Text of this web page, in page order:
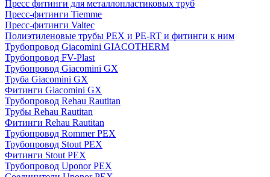
Пресс фитинги для металлопластиковых труб
Пресс-фитинги Tiemme
Пресс-фитинги Valtec
Полиэтиленовые трубы PEX и PE-RT и фитинги к ним
Трубопровод Giacomini GIACOTHERM
Трубопровод FV-Plast
Трубопровод Giacomini GX
Труба Giacomini GX
Фитинги Giacomini GX
Трубопровод Rehau Rautitan
Трубы Rehau Rautitan
Фитинги Rehau Rautitan
Трубопровод Rommer PEX
Трубопровод Stout PEX
Фитинги Stout PEX
Трубопровод Uponor PEX